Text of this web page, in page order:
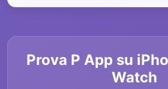
Prova P App su
Watch